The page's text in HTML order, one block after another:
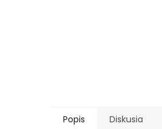
Popis Diskusia